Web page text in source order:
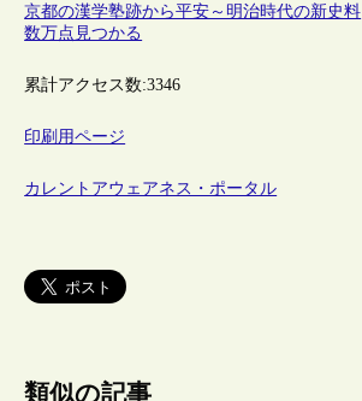
京都の漢学塾跡から平安～明治時代の新史料
数万点見つかる
累計アクセス数:3346
印刷用ページ
カレントアウェアネス・ポータル
類似の記事